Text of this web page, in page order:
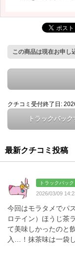
この商品は現在お申し
クチコミ受付終了日:
トラックバック
最新クチコミ投稿
トラックバック
2026/03/09
今回はモラタメでパ
ロテイン）ほうじ茶
て美味しかったのと
入…！抹茶味は一袋